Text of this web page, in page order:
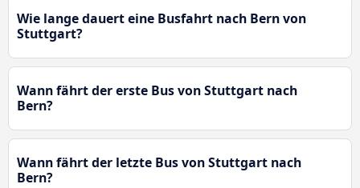
Wie lange dauert eine Busfahrt nach Bern von
Stuttgart?
Wann fährt der erste Bus von Stuttgart nach
Bern?
Wann fährt der letzte Bus von Stuttgart nach
Bern?